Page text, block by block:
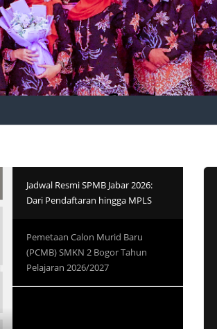
Jadwal Resmi SPMB Jabar 2026:
Dari Pendaftaran hingga MPLS
Pemetaan Calon Murid Baru
(PCMB) SMKN 2 Bogor Tahun
Pelajaran 2026/2027